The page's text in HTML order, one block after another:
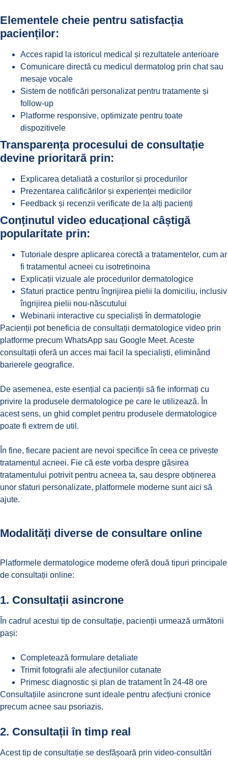
Elementele cheie pentru satisfacția
pacienților:
Acces rapid la istoricul medical și rezultatele anterioare
Comunicare directă cu medicul dermatolog prin chat sau
mesaje vocale
Sistem de notificări personalizat pentru tratamente și
follow-up
Platforme responsive, optimizate pentru toate
dispozitivele
Transparența procesului de consultație
devine prioritară prin:
Explicarea detaliată a costurilor și procedurilor
Prezentarea calificărilor și experienței medicilor
Feedback și recenzii verificate de la alți pacienți
Conținutul video educațional câștigă
popularitate prin:
Tutoriale despre aplicarea corectă a tratamentelor, cum ar
fi tratamentul acneei cu isotretinoina
Explicații vizuale ale procedurilor dermatologice
Sfaturi practice pentru îngrijirea pielii la domiciliu, inclusiv
îngrijirea pielii nou-născutului
Webinarii interactive cu specialiști în dermatologie
Pacienții pot beneficia de consultații dermatologice video prin
platforme precum WhatsApp sau Google Meet. Aceste
consultații oferă un acces mai facil la specialiști, eliminând
barierele geografice.
De asemenea, este esențial ca pacienții să fie informați cu
privire la produsele dermatologice pe care le utilizează. În
acest sens, un ghid complet pentru produsele dermatologice
poate fi extrem de util.
În fine, fiecare pacient are nevoi specifice în ceea ce privește
tratamentul acneei. Fie că este vorba despre găsirea
tratamentului potrivit pentru acneea ta, sau despre obținerea
unor sfaturi personalizate, platformele moderne sunt aici să
ajute.
Modalități diverse de consultare online
Platformele dermatologice moderne oferă două tipuri principale
de consultații online:
1. Consultații asincrone
În cadrul acestui tip de consultație, pacienții urmează următorii
pași:
Completează formulare detaliate
Trimit fotografii ale afecțiunilor cutanate
Primesc diagnostic și plan de tratament în 24-48 ore
Consultațiile asincrone sunt ideale pentru afecțiuni cronice
precum acnee sau psoriazis.
2. Consultații în timp real
Acest tip de consultație se desfășoară prin video-consultări